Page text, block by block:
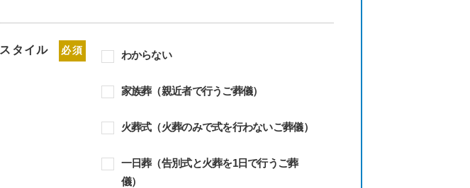
スタイル 必須 わからない
家族葬（親近者で行うご葬儀）
火葬式（火葬のみで式を行わないご葬儀）
一日葬（告別式と火葬を1日で行うご葬
儀）